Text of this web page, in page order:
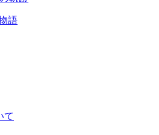
語
て